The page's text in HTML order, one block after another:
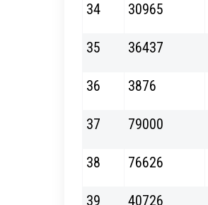
34 30965
35 36437
36 3876
37 79000
38 76626
39 40726